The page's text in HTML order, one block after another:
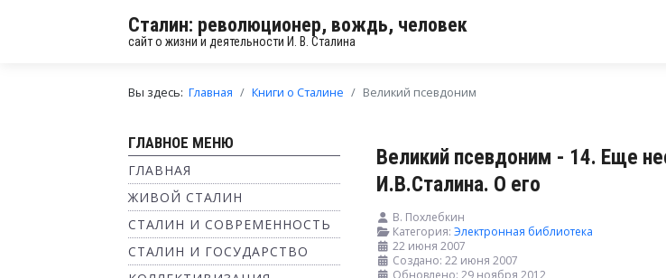
Сталин: революционер, вождь, человек
сайт о жизни и деятельности И. В. Сталина
Вы здесь: Главная Книги о Сталине Великий псевдоним
ГЛАВНОЕ МЕНЮ
ГЛАВНАЯ
ЖИВОЙ СТАЛИН
СТАЛИН И СОВРЕМЕННОСТЬ
СТАЛИН И ГОСУДАРСТВО
Великий псевдоним - 14. Еще
И.В.Сталина. О его
В. Похлебкин
Категория: Электронная библиотека
22 июня 2007
Создано: 22 июня 2007
Обновлено: 29 ноября 2012